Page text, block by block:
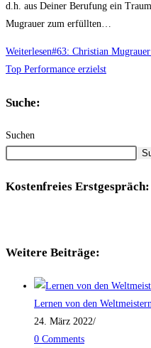
d.h. aus Deiner Berufung ein
Mugrauer zum erfüllten…
Weiterlesen#63: Christian
Top Performance erzielst
Suche:
Suchen
Kostenfreies Erstgespräch:
Weitere Beiträge:
Lernen von den Weltmeistern
24. März 2022/
0 Comments